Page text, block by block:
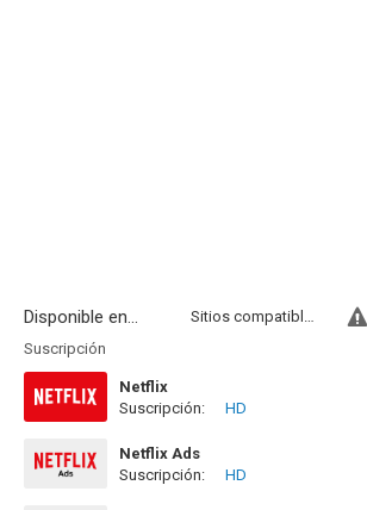
Disponible en...
Sitios compatibles
Suscripción
Netflix
Suscripción:
HD
Netflix Ads
Suscripción:
HD